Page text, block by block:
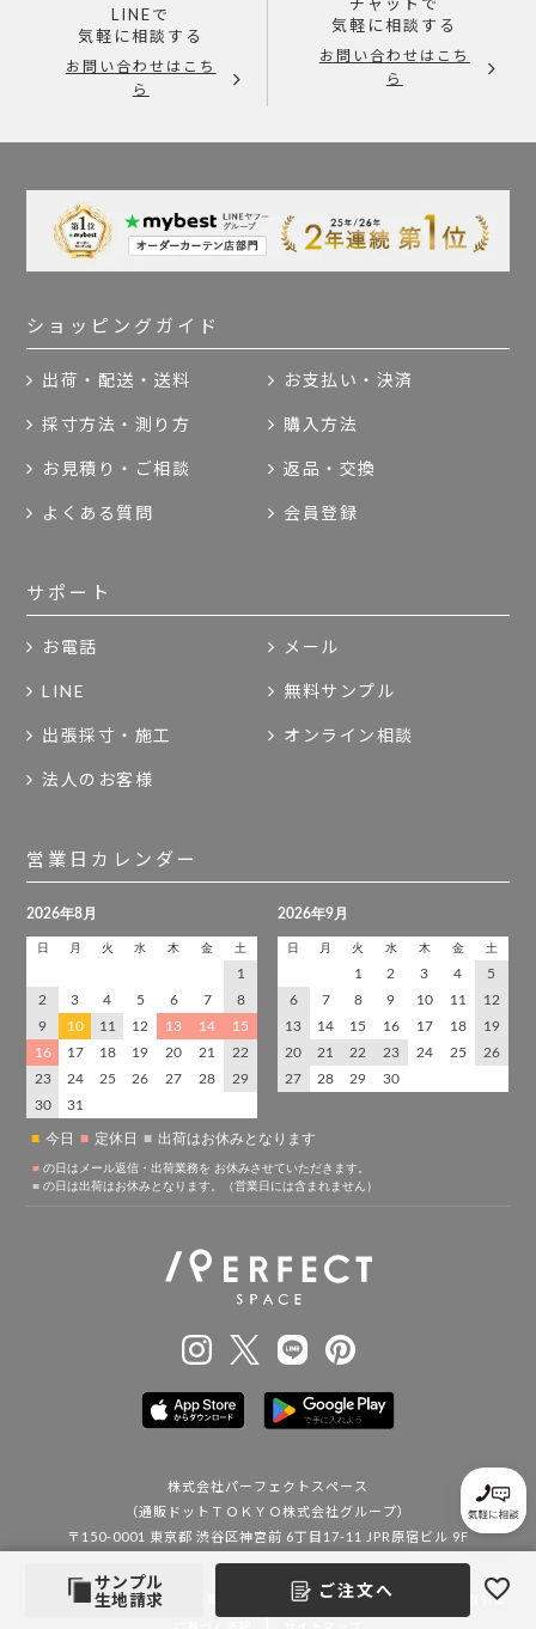
LINEで
気軽に相談する
お問い合わせはこち
ら
チャットで
気軽に相談する
お問い合わせはこち
ら
ショッピングガイド
出荷・配送・送料 お支払い・決済
採寸方法・測り方 購入方法
お見積り・ご相談 返品・交換
よくある質問 会員登録
サポート
お電話 メール
LINE 無料サンプル
出張採寸・施工 オンライン相談
法人のお客様
営業日カレンダー
株式会社パーフェクトスペース
（通販ドットＴＯＫＹＯ株式会社グループ）
〒150-0001 東京都 渋谷区神宮前 6丁目17-11 JPR原宿ビル 9F
コーポレートサイト | プライバシーポリシー
特定商取引法
サンプル
生地請求
ご注文へ